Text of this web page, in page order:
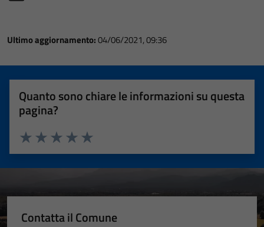
Ultimo aggiornamento:04/06/2021, 09:36
Quanto sono chiare le informazioni su questa
pagina?
Valuta 5 stelle su 5
Valuta 4 stelle su 5
Valuta 3 stelle su 5
Valuta 2 stelle su 5
Valuta 1 stelle su 5
Contatta il Comune